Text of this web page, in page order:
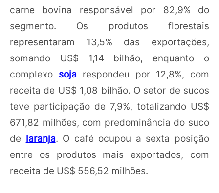
carne bovina responsável por 82,9% do
segmento. Os produtos florestais
representaram 13,5% das exportações,
somando US$ 1,14 bilhão, enquanto o
complexo soja respondeu por 12,8%, com
receita de US$ 1,08 bilhão. O setor de sucos
teve participação de 7,9%, totalizando US$
671,82 milhões, com predominância do suco
de laranja. O café ocupou a sexta posição
entre os produtos mais exportados, com
receita de US$ 556,52 milhões.